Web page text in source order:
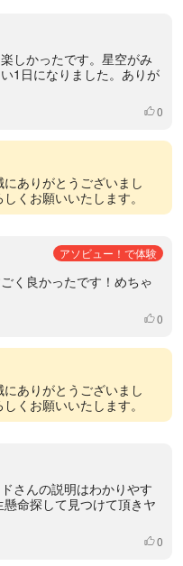
しかったです。星空がみ
1日になりました。ありが
いいね
0
ありがとうございまし
くお願いいたします。
アソビュー！で体験
く良かったです！めちゃ
いいね
0
ありがとうございまし
くお願いいたします。
さんの説明はわかりやす
命探して見つけて頂きヤ
いいね
0